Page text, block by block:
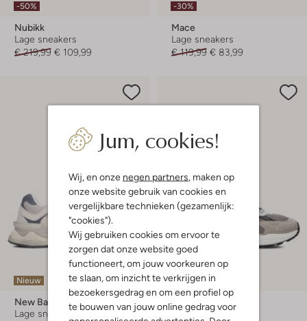
Jum, cookies!
Wij, en onze negen partners , maken op
onze website gebruik van cookies en
vergelijkbare technieken (gezamenlijk:
"cookies").
Wij gebruiken cookies om ervoor te
zorgen dat onze website goed
functioneert, om jouw voorkeuren op
te slaan, om inzicht te verkrijgen in
bezoekersgedrag en om een profiel op
te bouwen van jouw online gedrag voor
-50%
Nubikk
Lage sneakers
€ 219,99 € 109,99
-30%
Mace
Lage sneakers
€ 119,99 € 83,99
Nieuw
New Balance
Lage sneakers
Nieuw
Hub
Lage sneakers